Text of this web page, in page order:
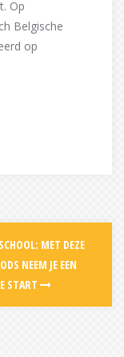
Op
Belgische
op
MET DEZE
NEEM JE EEN
START